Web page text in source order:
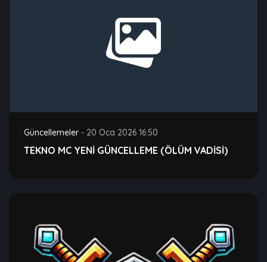
Güncellemeler - 20 Oca 2026 16:50
TEKNO MC YENİ GÜNCELLEME (ÖLÜM VADİSİ)